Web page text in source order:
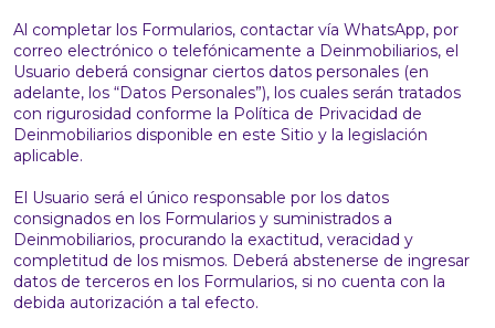
Al completar los Formularios, contactar vía WhatsApp, por
correo electrónico o telefónicamente a Deinmobiliarios, el
Usuario deberá consignar ciertos datos personales (en
adelante, los “Datos Personales”), los cuales serán tratados
con rigurosidad conforme la Política de Privacidad de
Deinmobiliarios disponible en este Sitio y la legislación
aplicable.
El Usuario será el único responsable por los datos
consignados en los Formularios y suministrados a
Deinmobiliarios, procurando la exactitud, veracidad y
completitud de los mismos. Deberá abstenerse de ingresar
datos de terceros en los Formularios, si no cuenta con la
debida autorización a tal efecto.